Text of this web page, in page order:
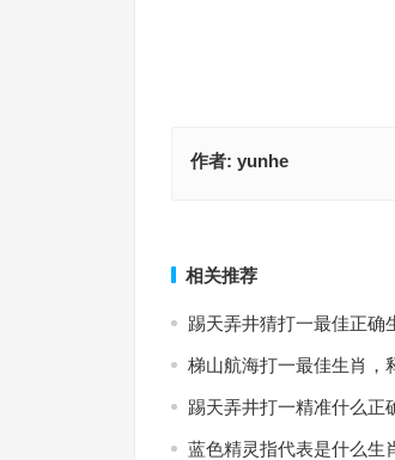
作者: yunhe
相关推荐
踢天弄井猜打一最佳正确
梯山航海打一最佳生肖，
踢天弄井打一精准什么正
蓝色精灵指代表是什么生